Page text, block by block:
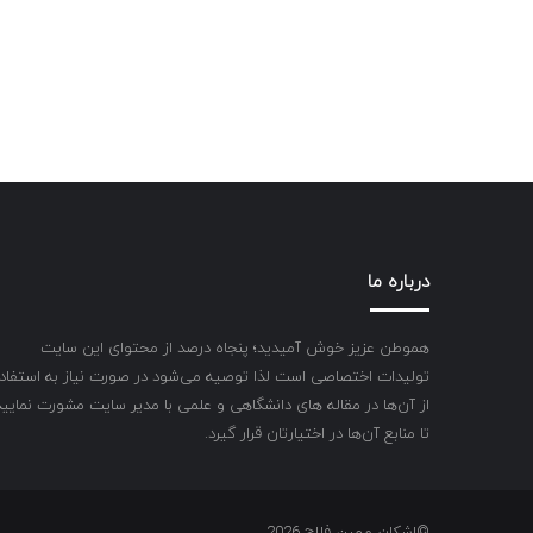
درباره ما
هموطن عزیز خوش آمیدید؛ پنجاه درصد از محتوای این سایت
تولیدات اختصاصی است لذا توصیه می‌شود در صورت نیاز به
از آن‌ها در مقاله های دانشگاهی و علمی با مدیر سایت مشورت
تا منابع آن‌ها در اختیارتان قرار گیرد.